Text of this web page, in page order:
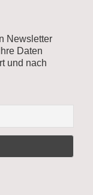
Newsletter
Daten
und nach